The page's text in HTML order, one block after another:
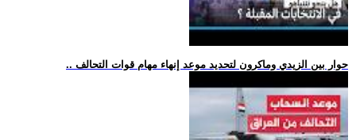
.. حوار بين الزيدي وماكرون لتحديد موعد إنهاء مهام قوات التحالف